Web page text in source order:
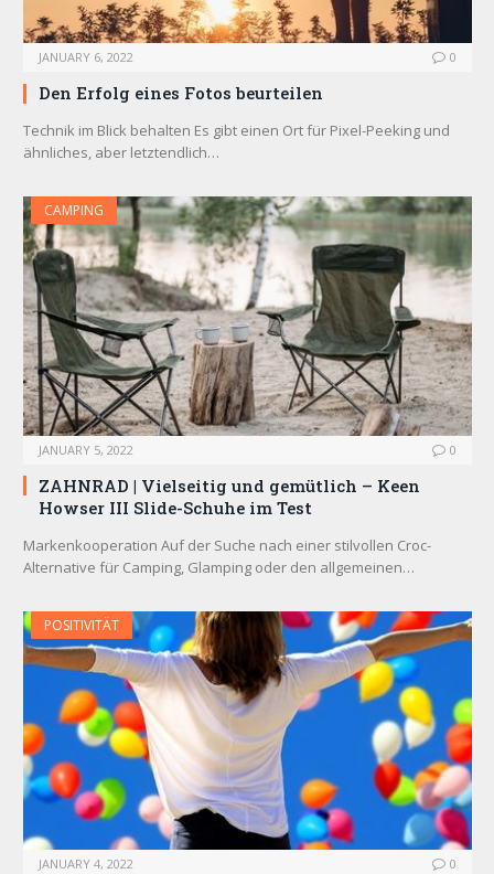
JANUARY 6, 2022 0
Den Erfolg eines Fotos beurteilen
Technik im Blick behalten Es gibt einen Ort für Pixel-Peeking und
ähnliches, aber letztendlich…
CAMPING
JANUARY 5, 2022 0
ZAHNRAD ​​| Vielseitig und gemütlich – Keen
Howser III Slide-Schuhe im Test
Markenkooperation Auf der Suche nach einer stilvollen Croc-
Alternative für Camping, Glamping oder den allgemeinen…
POSITIVITÄT
JANUARY 4, 2022 0